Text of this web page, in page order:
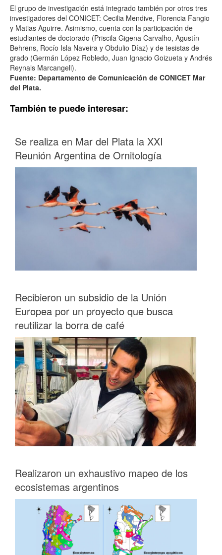
El grupo de investigación está integrado también por otros tres
investigadores del CONICET: Cecilia Mendive, Florencia Fangio
y Matias Aguirre. Asimismo, cuenta con la participación de
estudiantes de doctorado (Priscila Gigena Carvalho, Agustín
Behrens, Rocío Isla Naveira y Obdulio Díaz) y de tesistas de
grado (Germán López Robledo, Juan Ignacio Goizueta y Andrés
Reynals Marcangeli).
Fuente: Departamento de Comunicación de CONICET Mar
del Plata.
También te puede interesar:
Se realiza en Mar del Plata la XXI
Reunión Argentina de Ornitología
Recibieron un subsidio de la Unión
Europea por un proyecto que busca
reutilizar la borra de café
Realizaron un exhaustivo mapeo de los
ecosistemas argentinos